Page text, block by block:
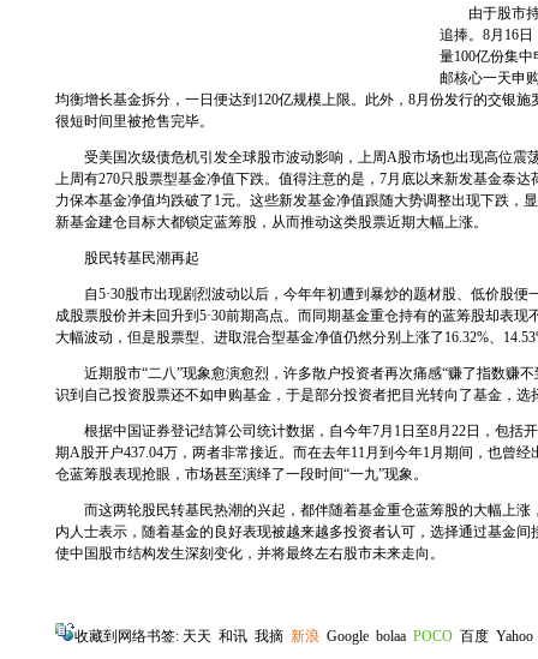
由于股市持
追捧。8月16
量100亿份集
邮核心一天申
均衡增长基金拆分，一日便达到120亿规模上限。此外，8月份发行的交银
很短时间里被抢售完毕。
受美国次级债危机引发全球股市波动影响，上周A股市场也出现高位震
上周有270只股票型基金净值下跌。值得注意的是，7月底以来新发基金泰
力保本基金净值均跌破了1元。这些新发基金净值跟随大势调整出现下跌，
新基金建仓目标大都锁定蓝筹股，从而推动这类股票近期大幅上涨。
股民转基民潮再起
自5·30股市出现剧烈波动以后，今年年初遭到暴炒的题材股、低价股便
成股票股价并未回升到5·30前期高点。而同期基金重仓持有的蓝筹股却表
大幅波动，但是股票型、进取混合型基金净值仍然分别上涨了16.32%、
近期股市“二八”现象愈演愈烈，许多散户投资者再次痛感“赚了指数赚不
识到自己投资股票还不如申购基金，于是部分投资者把目光转向了基金，选
根据中国证券登记结算公司统计数据，自今年7月1日至8月22日，包括
期A股开户437.04万，两者非常接近。而在去年11月到今年1月期间，也曾
仓蓝筹股表现抢眼，市场甚至演绎了一段时间“一九”现象。
而这两轮股民转基民热潮的兴起，都伴随着基金重仓蓝筹股的大幅上涨
内人士表示，随着基金的良好表现被越来越多投资者认可，选择通过基金
使中国股市结构发生深刻变化，并将最终左右股市未来走向。
收藏到网络书签: 天天 和讯 我摘 新浪 Google bolaa POCO 百度 Yahoo